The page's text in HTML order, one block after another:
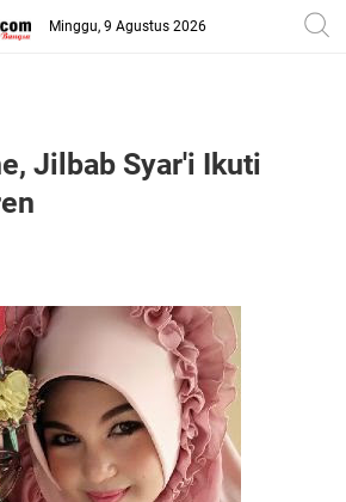
Minggu, 9 Agustus 2026
Jilbab Syar'i Ikuti